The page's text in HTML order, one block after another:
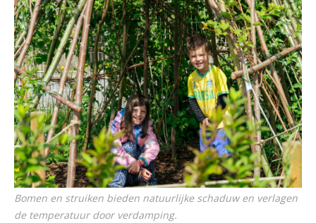
Bomen en struiken bieden natuurlijke schaduw en verlagen
de temperatuur door verdamping.